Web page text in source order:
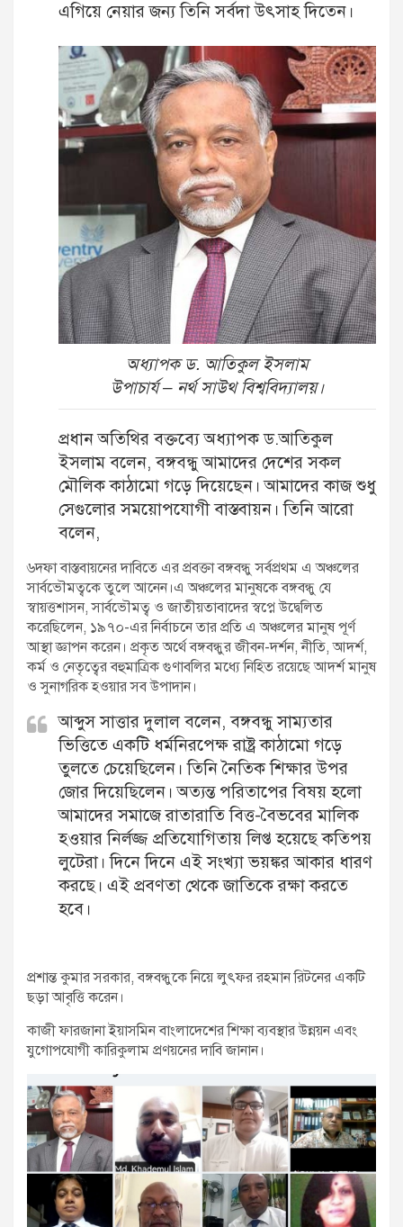
এগিয়ে নেয়ার জন্য তিনি সর্বদা উৎসাহ দিতেন।
অধ্যাপক ড. আতিকুল ইসলাম
উপাচার্য – নর্থ সাউথ বিশ্ববিদ্যালয়।
প্রধান অতিথির বক্তব্যে অধ্যাপক ড.আতিকুল
ইসলাম বলেন, বঙ্গবন্ধু আমাদের দেশের সকল
মৌলিক কাঠামো গড়ে দিয়েছেন। আমাদের কাজ শুধু
সেগুলোর সময়োপযোগী বাস্তবায়ন। তিনি আরো
বলেন,
৬দফা বাস্তবায়নের দাবিতে এর প্রবক্তা বঙ্গবন্ধু সর্বপ্রথম এ অঞ্চলের
সার্বভৌমত্বকে তুলে আনেন।এ অঞ্চলের মানুষকে বঙ্গবন্ধু যে
স্বায়ত্তশাসন, সার্বভৌমত্ব ও জাতীয়তাবাদের স্বপ্নে উদ্বেলিত
করেছিলেন, ১৯৭০-এর নির্বাচনে তার প্রতি এ অঞ্চলের মানুষ পূর্ণ
আস্থা জ্ঞাপন করেন। প্রকৃত অর্থে বঙ্গবন্ধুর জীবন-দর্শন, নীতি, আদর্শ,
কর্ম ও নেতৃত্বের বহুমাত্রিক গুণাবলির মধ্যে নিহিত রয়েছে আদর্শ মানুষ
ও সুনাগরিক হওয়ার সব উপাদান।
আব্দুস সাত্তার দুলাল বলেন, বঙ্গবন্ধু সাম্যতার
ভিত্তিতে একটি ধর্মনিরপেক্ষ রাষ্ট্র কাঠামো গড়ে
তুলতে চেয়েছিলেন। তিনি নৈতিক শিক্ষার উপর
জোর দিয়েছিলেন। অত্যন্ত পরিতাপের বিষয় হলো
আমাদের সমাজে রাতারাতি বিত্ত-বৈভবের মালিক
হওয়ার নির্লজ্জ প্রতিযোগিতায় লিপ্ত হয়েছে কতিপয়
লুটেরা। দিনে দিনে এই সংখ্যা ভয়ঙ্কর আকার ধারণ
করছে। এই প্রবণতা থেকে জাতিকে রক্ষা করতে
হবে।
প্রশান্ত কুমার সরকার, বঙ্গবন্ধুকে নিয়ে লুৎফর রহমান রিটনের একটি
ছড়া আবৃত্তি করেন।
কাজী ফারজানা ইয়াসমিন বাংলাদেশের শিক্ষা ব্যবস্থার উন্নয়ন এবং
যুগোপযোগী কারিকুলাম প্রণয়নের দাবি জানান।